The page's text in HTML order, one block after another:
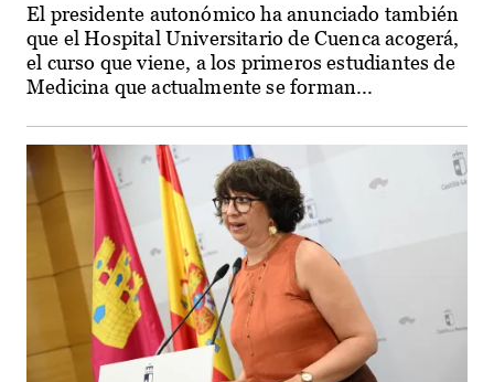
El presidente autonómico ha anunciado también
que el Hospital Universitario de Cuenca acogerá,
el curso que viene, a los primeros estudiantes de
Medicina que actualmente se forman...